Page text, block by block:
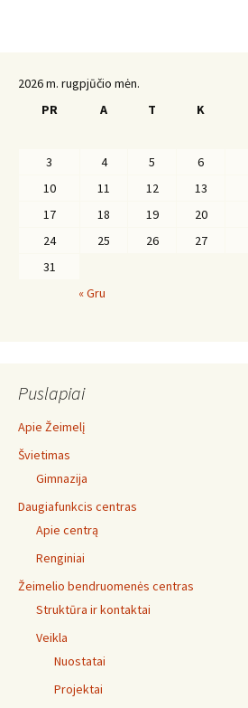
2026 m. rugpjūčio mėn.
PR
A T K
3
4 5 6
10
11 12 13
17
18 19 20
24
25 26 27
31
« Gru
Puslapiai
Apie Žeimelį
Švietimas
Gimnazija
Daugiafunkcis centras
Apie centrą
Renginiai
Žeimelio bendruomenės centras
Struktūra ir kontaktai
Veikla
Nuostatai
Projektai